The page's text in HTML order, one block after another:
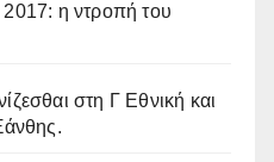
η ντροπή του
στη Γ Εθνική και